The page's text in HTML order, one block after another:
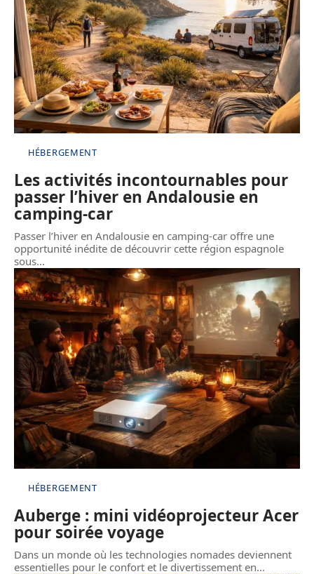
HÉBERGEMENT
Les activités incontournables pour
passer l’hiver en Andalousie en
camping-car
Passer l’hiver en Andalousie en camping-car offre une
opportunité inédite de découvrir cette région espagnole
sous…
HÉBERGEMENT
Auberge : mini vidéoprojecteur Acer
pour soirée voyage
Dans un monde où les technologies nomades deviennent
essentielles pour le confort et le divertissement en…